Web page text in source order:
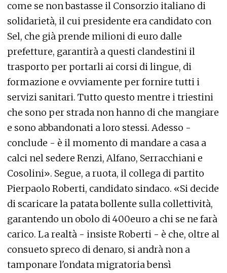
come se non bastasse il Consorzio italiano di
solidarietà, il cui presidente era candidato con
Sel, che già prende milioni di euro dalle
prefetture, garantirà a questi clandestini il
trasporto per portarli ai corsi di lingue, di
formazione e ovviamente per fornire tutti i
servizi sanitari. Tutto questo mentre i triestini
che sono per strada non hanno di che mangiare
e sono abbandonati a loro stessi. Adesso -
conclude - è il momento di mandare a casa a
calci nel sedere Renzi, Alfano, Serracchiani e
Cosolini». Segue, a ruota, il collega di partito
Pierpaolo Roberti, candidato sindaco. «Si decide
di scaricare la patata bollente sulla collettività,
garantendo un obolo di 400euro a chi se ne farà
carico. La realtà - insiste Roberti - è che, oltre al
consueto spreco di denaro, si andrà non a
tamponare l'ondata migratoria bensì